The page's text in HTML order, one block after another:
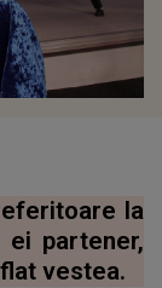
la
partener,
vestea.